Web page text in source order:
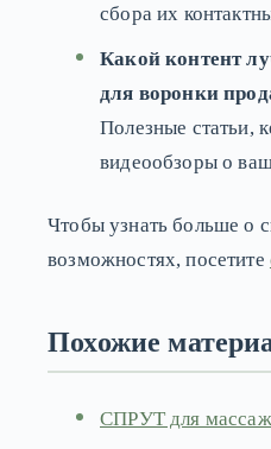
сбора их
Какой контент
для воронки
Полезные статьи,
видеообзоры о
Чтобы узнать больше о
возможностях, посетите
Похожие
СПРУТ для